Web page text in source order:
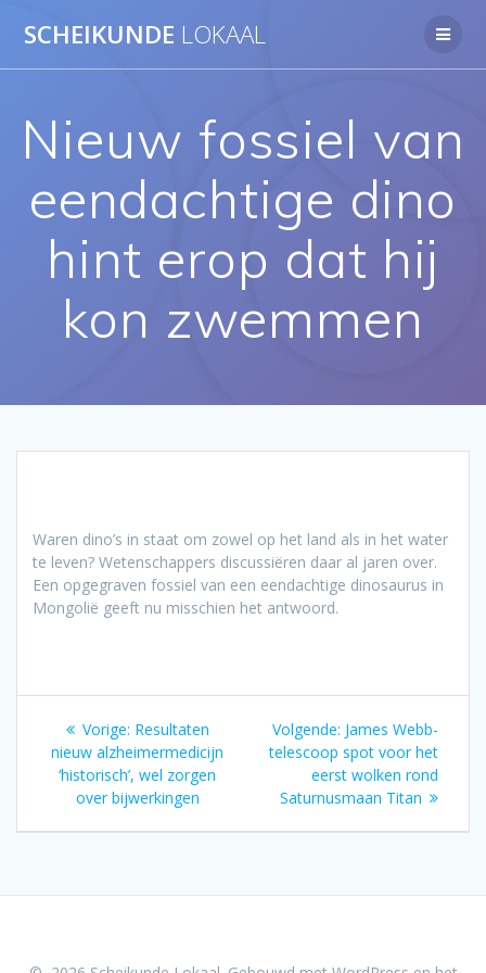
naar
SCHEIKUNDE LOKAAL
Nieuw fossiel van
eendachtige dino
hint erop dat hij
kon zwemmen
Waren dino’s in staat om zowel op het land als in het water
te leven? Wetenschappers discussiëren daar al jaren over.
Een opgegraven fossiel van een eendachtige dinosaurus in
Mongolië geeft nu misschien het antwoord.
Bericht
navigatie
Vorige: Vorig
bericht:
Resultaten
nieuw alzheimermedicijn
‘historisch’, wel zorgen
over bijwerkingen
Volgende: Volgend
bericht:
James Webb-
telescoop spot voor het
eerst wolken rond
Saturnusmaan Titan